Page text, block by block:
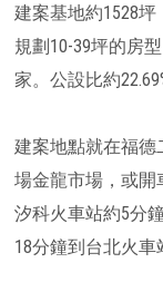
建案基地約1528坪
規劃10-39坪的房
家。公設比約
建案地點就在福
場金龍市場，或開
汐科火車站約5分
18分鐘到台北火車